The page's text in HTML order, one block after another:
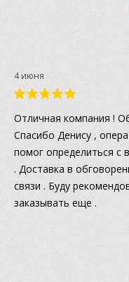
4 июня
Отличная компания !
Спасибо Денису ,
помог определиться
. Доставка в
связи . Буду
заказывать еще .